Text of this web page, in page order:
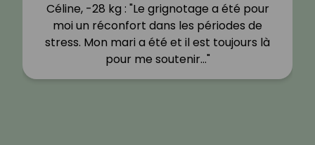
Céline, -28 kg : "Le grignotage a été pour
moi un réconfort dans les périodes de
stress. Mon mari a été et il est toujours là
pour me soutenir…"